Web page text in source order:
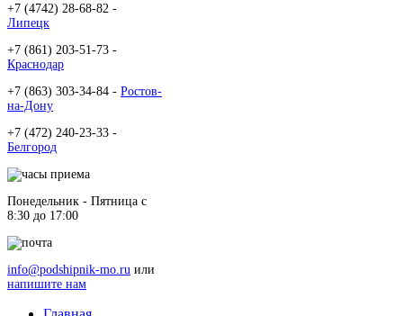
+7 (4742) 28-68-82 -
Липецк
+7 (861) 203-51-73 -
Краснодар
+7 (863) 303-34-84 - Ростов-
на-Дону
+7 (472) 240-23-33 -
Белгород
Понедельник - Пятница c
8:30 до 17:00
info@podshipnik-mo.ru или
напишите нам